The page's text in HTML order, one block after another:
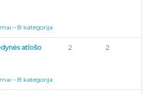
– B kategorija
atlošo
– B kategorija
2 2